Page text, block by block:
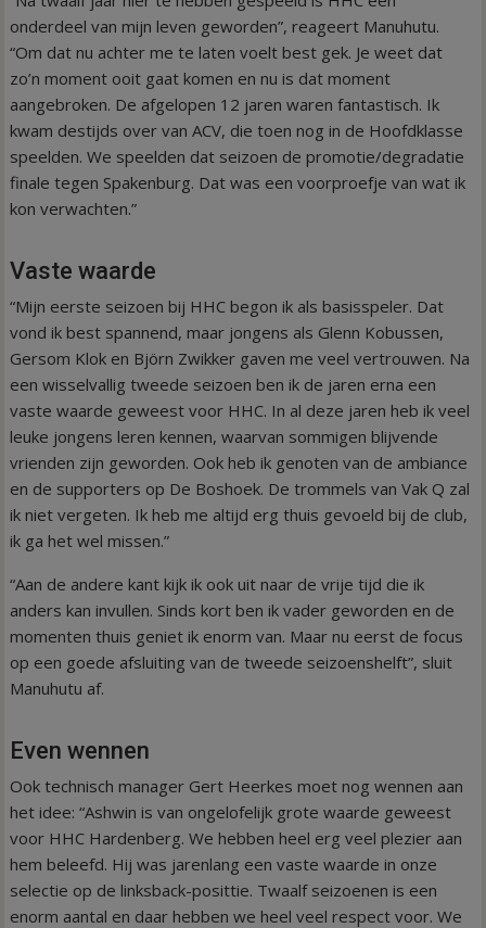
onderdeel van mijn leven geworden”, reageert Manuhutu.
“Om dat nu achter me te laten voelt best gek. Je weet dat
zo’n moment ooit gaat komen en nu is dat moment
aangebroken. De afgelopen 12 jaren waren fantastisch. Ik
kwam destijds over van ACV, die toen nog in de Hoofdklasse
speelden. We speelden dat seizoen de promotie/degradatie
finale tegen Spakenburg. Dat was een voorproefje van wat ik
kon verwachten.”
Vaste waarde
“Mijn eerste seizoen bij HHC begon ik als basisspeler. Dat
vond ik best spannend, maar jongens als Glenn Kobussen,
Gersom Klok en Björn Zwikker gaven me veel vertrouwen. Na
een wisselvallig tweede seizoen ben ik de jaren erna een
vaste waarde geweest voor HHC. In al deze jaren heb ik veel
leuke jongens leren kennen, waarvan sommigen blijvende
vrienden zijn geworden. Ook heb ik genoten van de ambiance
en de supporters op De Boshoek. De trommels van Vak Q zal
ik niet vergeten. Ik heb me altijd erg thuis gevoeld bij de club,
ik ga het wel missen.”
“Aan de andere kant kijk ik ook uit naar de vrije tijd die ik
anders kan invullen. Sinds kort ben ik vader geworden en de
momenten thuis geniet ik enorm van. Maar nu eerst de focus
op een goede afsluiting van de tweede seizoenshelft”, sluit
Manuhutu af.
Even wennen
Ook technisch manager Gert Heerkes moet nog wennen aan
het idee: “Ashwin is van ongelofelijk grote waarde geweest
voor HHC Hardenberg. We hebben heel erg veel plezier aan
hem beleefd. Hij was jarenlang een vaste waarde in onze
selectie op de linksback-posittie. Twaalf seizoenen is een
enorm aantal en daar hebben we heel veel respect voor. We